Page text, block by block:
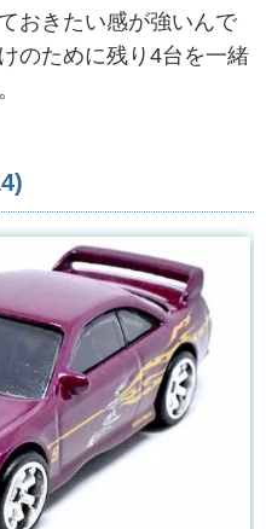
おきたい感が強いんで
のために残り4台を一緒